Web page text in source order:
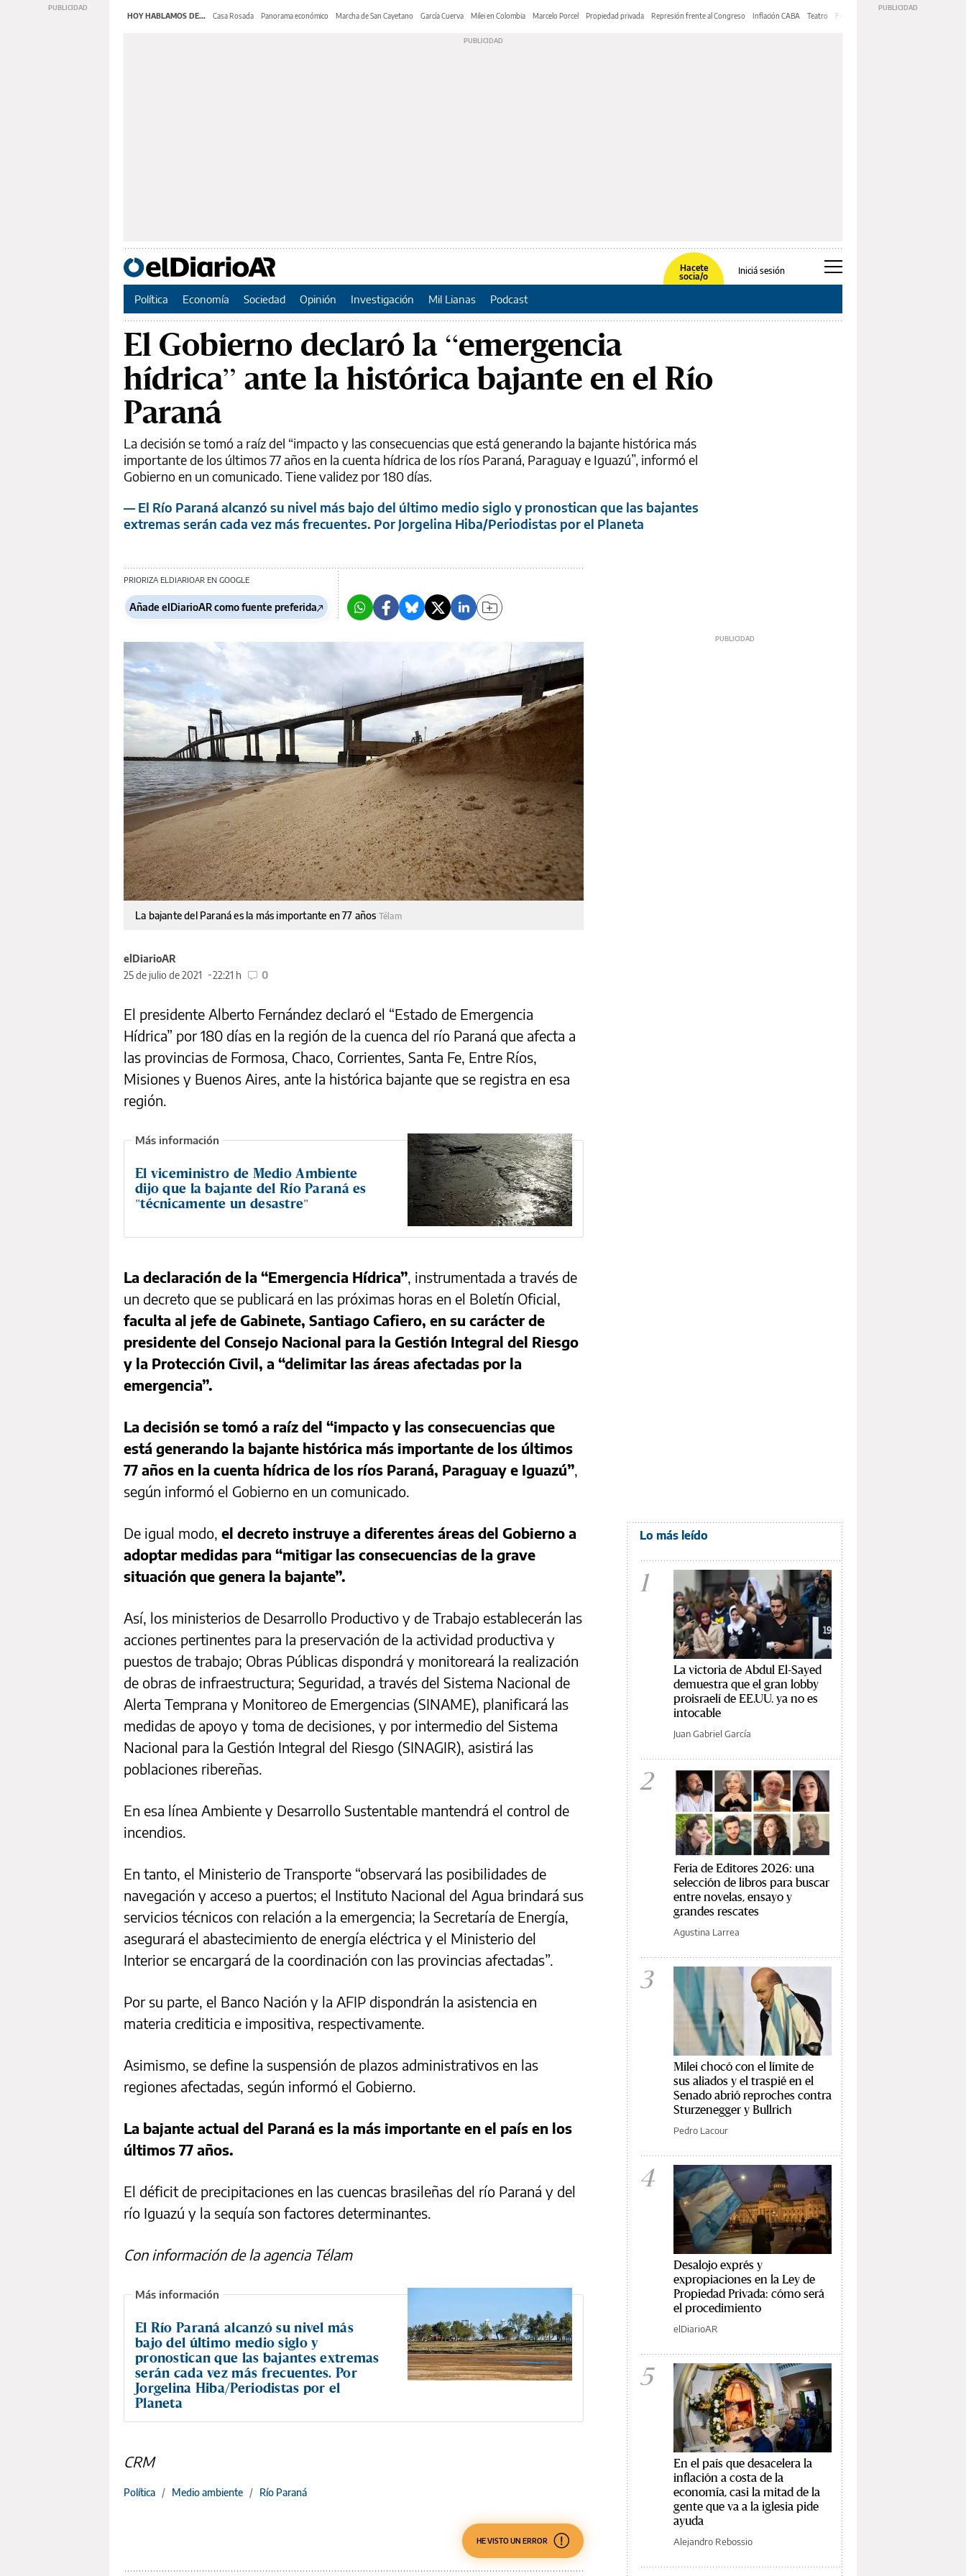
HOY HABLAMOS DE... Casa Rosada Panorama económico Marcha de San Cayetano García Cuerva Milei en Colombia Marcelo Porcel Propiedad privada Represión frente al Congreso Inflación CABA Teatro Feria de Editores
Hacete
socia/o
Iniciá sesión
Política Economía Sociedad Opinión Investigación Mil Lianas Podcast
El Gobierno declaró la “emergencia
hídrica” ante la histórica bajante en el Río
Paraná
La decisión se tomó a raíz del “impacto y las consecuencias que está generando la bajante histórica más
importante de los últimos 77 años en la cuenta hídrica de los ríos Paraná, Paraguay e Iguazú”, informó el
Gobierno en un comunicado. Tiene validez por 180 días.
— El Río Paraná alcanzó su nivel más bajo del último medio siglo y pronostican que las bajantes
extremas serán cada vez más frecuentes. Por Jorgelina Hiba/Periodistas por el Planeta
PRIORIZA ELDIARIOAR EN GOOGLE
Añade elDiarioAR como fuente preferida
La bajante del Paraná es la más importante en 77 años Télam
elDiarioAR
25 de julio de 2021
22:21 h 0
El presidente Alberto Fernández declaró el “Estado de Emergencia
Hídrica” por 180 días en la región de la cuenca del río Paraná que afecta a
las provincias de Formosa, Chaco, Corrientes, Santa Fe, Entre Ríos,
Misiones y Buenos Aires, ante la histórica bajante que se registra en esa
región.
El viceministro de Medio Ambiente
dijo que la bajante del Río Paraná es
"técnicamente un desastre"
La declaración de la “Emergencia Hídrica”, instrumentada a través de
un decreto que se publicará en las próximas horas en el Boletín Oficial,
faculta al jefe de Gabinete, Santiago Cafiero, en su carácter de
presidente del Consejo Nacional para la Gestión Integral del Riesgo
y la Protección Civil, a “delimitar las áreas afectadas por la
emergencia”.
La decisión se tomó a raíz del “impacto y las consecuencias que
está generando la bajante histórica más importante de los últimos
77 años en la cuenta hídrica de los ríos Paraná, Paraguay e Iguazú”,
según informó el Gobierno en un comunicado.
De igual modo, el decreto instruye a diferentes áreas del Gobierno a
adoptar medidas para “mitigar las consecuencias de la grave
situación que genera la bajante”.
Así, los ministerios de Desarrollo Productivo y de Trabajo establecerán las
acciones pertinentes para la preservación de la actividad productiva y
puestos de trabajo; Obras Públicas dispondrá y monitoreará la realización
de obras de infraestructura; Seguridad, a través del Sistema Nacional de
Alerta Temprana y Monitoreo de Emergencias (SINAME), planificará las
medidas de apoyo y toma de decisiones, y por intermedio del Sistema
Nacional para la Gestión Integral del Riesgo (SINAGIR), asistirá las
poblaciones ribereñas.
En esa línea Ambiente y Desarrollo Sustentable mantendrá el control de
incendios.
En tanto, el Ministerio de Transporte “observará las posibilidades de
navegación y acceso a puertos; el Instituto Nacional del Agua brindará sus
servicios técnicos con relación a la emergencia; la Secretaría de Energía,
asegurará el abastecimiento de energía eléctrica y el Ministerio del
Interior se encargará de la coordinación con las provincias afectadas”.
Por su parte, el Banco Nación y la AFIP dispondrán la asistencia en
materia crediticia e impositiva, respectivamente.
Asimismo, se define la suspensión de plazos administrativos en las
regiones afectadas, según informó el Gobierno.
La bajante actual del Paraná es la más importante en el país en los
últimos 77 años.
El déficit de precipitaciones en las cuencas brasileñas del río Paraná y del
río Iguazú y la sequía son factores determinantes.
Con información de la agencia Télam
El Río Paraná alcanzó su nivel más
bajo del último medio siglo y
pronostican que las bajantes extremas
serán cada vez más frecuentes. Por
Jorgelina Hiba/Periodistas por el
Planeta
CRM
Política / Medio ambiente / Río Paraná
HE VISTO UN ERROR
Lo más leído
1
La victoria de Abdul El-Sayed
demuestra que el gran lobby
proisraelí de EE.UU. ya no es
intocable
Juan Gabriel García
2
Feria de Editores 2026: una
selección de libros para buscar
entre novelas, ensayo y
grandes rescates
Agustina Larrea
3
Milei chocó con el límite de
sus aliados y el traspié en el
Senado abrió reproches contra
Sturzenegger y Bullrich
Pedro Lacour
4
Desalojo exprés y
expropiaciones en la Ley de
Propiedad Privada: cómo será
el procedimiento
elDiarioAR
5
En el país que desacelera la
inflación a costa de la
economía, casi la mitad de la
gente que va a la iglesia pide
ayuda
Alejandro Rebossio